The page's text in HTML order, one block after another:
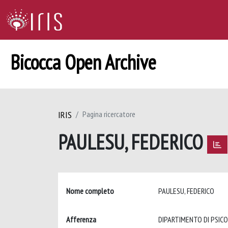
Bicocca Open Archive
IRIS Pagina ricercatore
PAULESU, FEDERICO
Nome completo PAULESU, FEDERICO
Afferenza DIPARTIMENTO DI